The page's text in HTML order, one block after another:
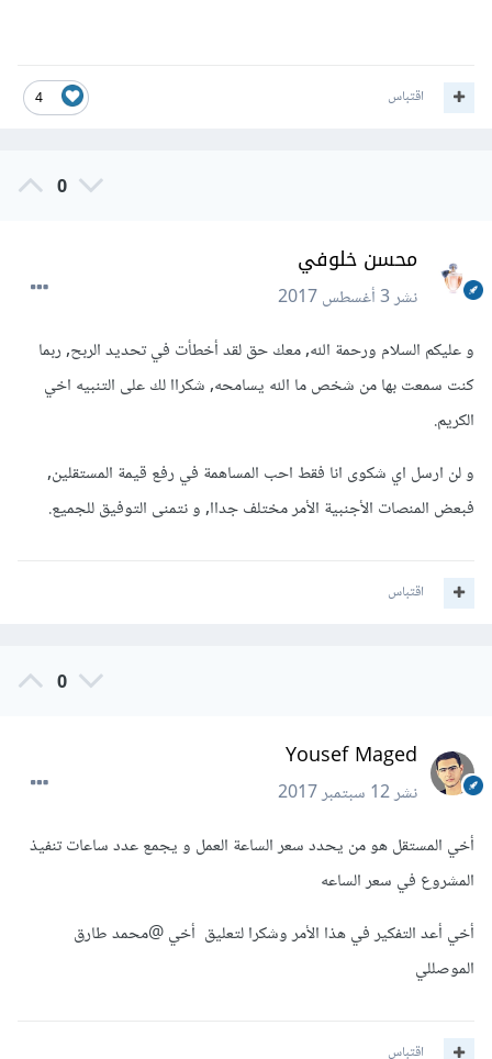
4 اقتباس
0
محسن خلوفي
نشر3 أغسطس 2017
و عليكم السلام ورحمة الله, معك حق لقد أخطأت في تحديد الربح, ربما
كنت سمعت بها من شخص ما الله يسامحه, شكراا لك على التنبيه اخي
الكريم.
و لن ارسل اي شكوى انا فقط احب المساهمة في رفع قيمة المستقلين,
فبعض المنصات الأجنبية الأمر مختلف جداا, و نتمنى التوفيق للجميع.
اقتباس
0
Yousef Maged
نشر12 سبتمبر 2017
أخي المستقل هو من يحدد سعر الساعة العمل و يجمع عدد ساعات تنفيذ
المشروع في سعر الساعه
أخي أعد التفكير في هذا الأمر وشكرا لتعليق أخي @محمد طارق
الموصللي
اقتباس